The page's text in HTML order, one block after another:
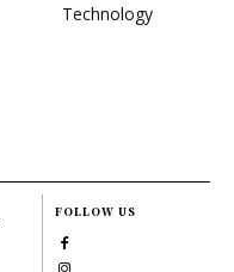
Technology
FOLLOW US